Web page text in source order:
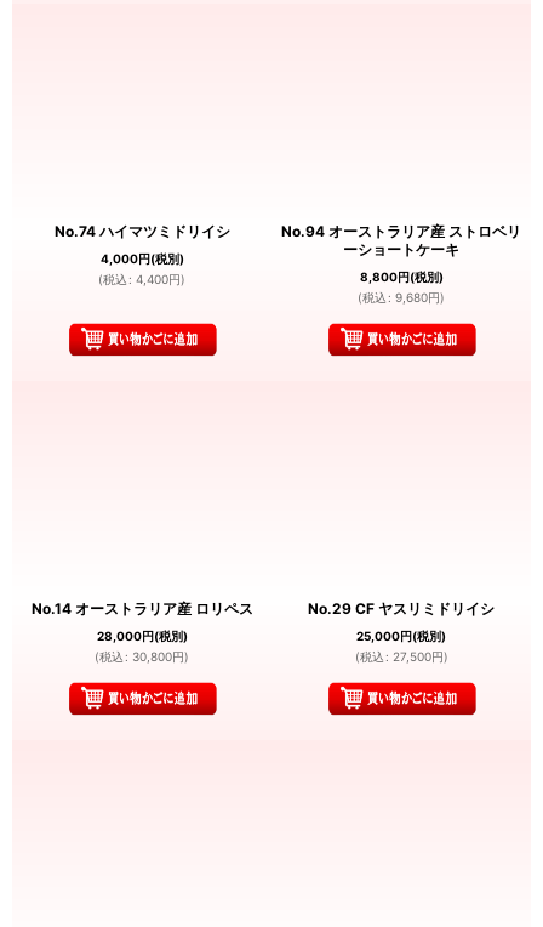
No.74 ハイマツミドリイシ
4,000円(税別)
(税込 : 4,400円)
No.94 オーストラリア産 ストロベリ
ーショートケーキ
8,800円(税別)
(税込 : 9,680円)
No.14 オーストラリア産 ロリペス
28,000円(税別)
(税込 : 30,800円)
No.29 CF ヤスリミドリイシ
25,000円(税別)
(税込 : 27,500円)